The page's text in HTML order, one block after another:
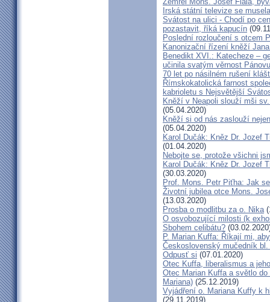
Irská státní televize se
Svátost na ulici - Chodí po
pozastavit, říká kapucín
Poslední rozloučení s otcem
Kanonizační řízení kněží
Benedikt XVI.: Katecheze –
učinila svatým věrnost
70 let po násilném rušení
Římskokatolická farnost
kabrioletu s Nejsvětější
Kněží v Neapoli slouží mši
(05.04.2020)
Kněží si od nás zaslouží
(05.04.2020)
Karol Dučák: Kněz Dr. Jozef
(01.04.2020)
Nebojte se, protože všichni
Karol Dučák: Kněz Dr. Jozef
(30.03.2020)
Prof. Mons. Petr Piťha: Jak
Životní jubilea otce Mons.
(13.03.2020)
Prosba o modlitbu za o. Nika
O osvobozující milosti (k
Sbohem celibátu?
P. Marian Kuffa: Říkají mi,
Československý mučedník
Odpusť si (07.01.2020)
Otec Kuffa, liberalismus a
Otec Marian Kuffa a světlo
Mariana) (25.12.2019)
Vyjádření o. Mariana Kuffy k
(29.11.2019)